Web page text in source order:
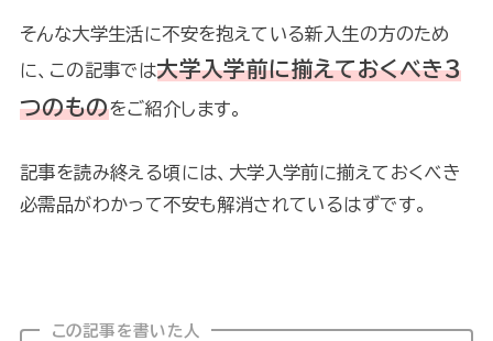
そんな大学生活に不安を抱えている新入生の方のため
に、この記事では大学入学前に揃えておくべき３
つのものをご紹介します。
記事を読み終える頃には、大学入学前に揃えておくべき
必需品がわかって不安も解消されているはずです。
この記事を書いた人